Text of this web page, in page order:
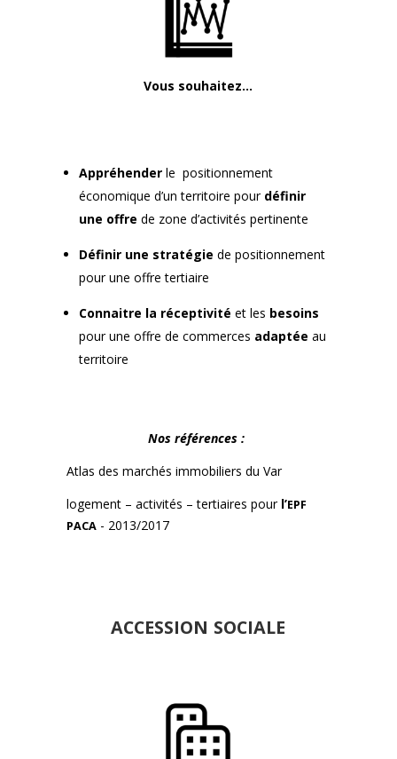
Vous souhaitez…
Appréhen­derle posi­tion­nement
économique d’un ter­ri­toire pour définir
une offre de zone d’activités per­ti­nente
Définir une stratégie de posi­tion­nement
pour une offre ter­ti­aire
Con­naitre la récep­tiv­ité et les besoins
pour une offre de com­merces adap­tée au
ter­ri­toire
Nos références :
Atlas des marchés immo­biliers du Var
loge­ment – activ­ités – ter­ti­aires pourl’EPF
PACA - 2013/2017
ACCESSION SOCIALE